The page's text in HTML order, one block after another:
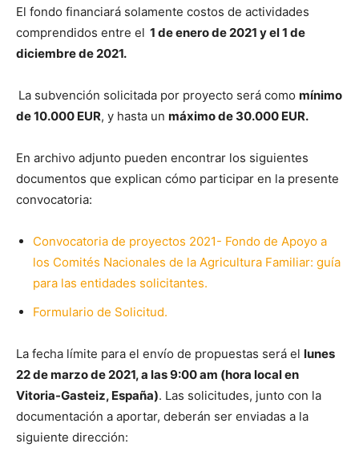
El fondo financiará solamente costos de actividades
comprendidos entre el 1 de enero de 2021 y el 1 de
diciembre de 2021.
La subvención solicitada por proyecto será como mínimo
de 10.000 EUR, y hasta un máximo de 30.000 EUR.
En archivo adjunto pueden encontrar los siguientes
documentos que explican cómo participar en la presente
convocatoria:
Convocatoria de proyectos 2021- Fondo de Apoyo a
los Comités Nacionales de la Agricultura Familiar: guía
para las entidades solicitantes.
Formulario de Solicitud.
La fecha límite para el envío de propuestas será el lunes
22 de marzo de 2021, a las 9:00 am (hora local en
Vitoria-Gasteiz, España). Las solicitudes, junto con la
documentación a aportar, deberán ser enviadas a la
siguiente dirección: